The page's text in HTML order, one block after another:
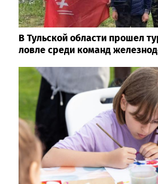
В Тульской области прошел
ловле среди команд